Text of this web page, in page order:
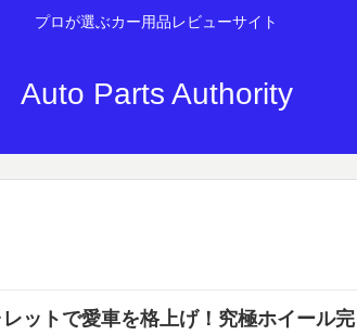
プロが選ぶカー用品レビューサイト
Auto Parts Authority
ットで愛車を格上げ！究極ホイール完